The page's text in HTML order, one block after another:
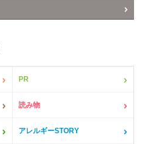
PR
読み物
アレルギーSTORY